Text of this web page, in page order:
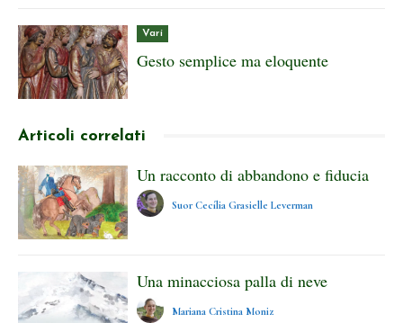
Vari
Gesto semplice ma eloquente
Articoli correlati
Un racconto di abbandono e fiducia
Suor Cecília Grasielle Leverman
Una minacciosa palla di neve
Mariana Cristina Moniz